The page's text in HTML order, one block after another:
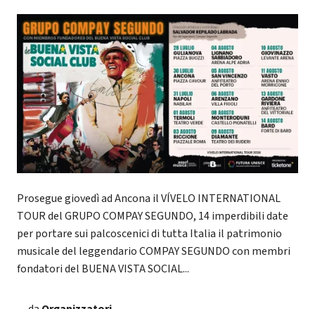
Prosegue giovedì ad Ancona il VÍVELO INTERNATIONAL
TOUR del GRUPO COMPAY SEGUNDO, 14 imperdibili date
per portare sui palcoscenici di tutta Italia il patrimonio
musicale del leggendario COMPAY SEGUNDO con membri
fondatori del BUENA VISTA SOCIAL...